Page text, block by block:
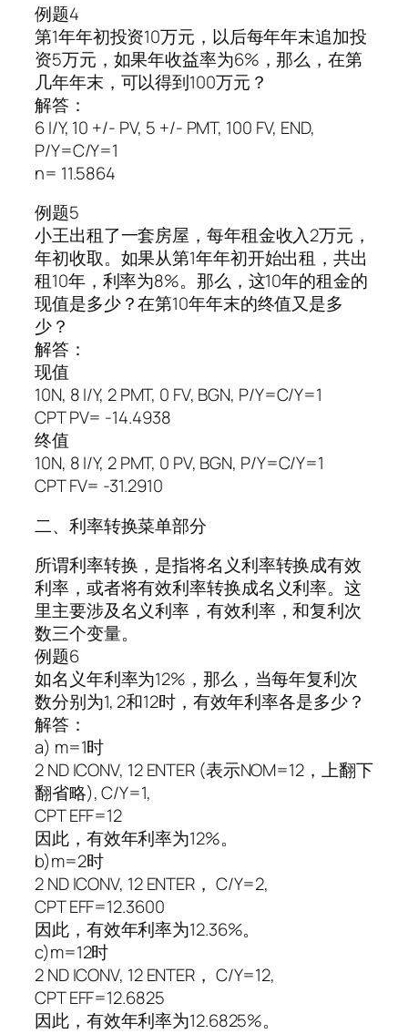
例题4
第1年年初投资10万元，以后每年年末追加投
资5万元，如果年收益率为6%，那么，在第
几年年末，可以得到100万元？
解答：
6 I/Y, 10 +/- PV, 5 +/- PMT, 100 FV, END,
P/Y=C/Y=1
n= 11.5864
例题5
小王出租了一套房屋，每年租金收入2万元，
年初收取。如果从第1年年初开始出租，共出
租10年，利率为8%。那么，这10年的租金的
现值是多少？在第10年年末的终值又是多
少？
解答：
现值
10N, 8 I/Y, 2 PMT, 0 FV, BGN, P/Y=C/Y=1
CPT PV= -14.4938
终值
10N, 8 I/Y, 2 PMT, 0 PV, BGN, P/Y=C/Y=1
CPT FV= -31.2910
二、利率转换菜单部分
所谓利率转换，是指将名义利率转换成有效
利率，或者将有效利率转换成名义利率。这
里主要涉及名义利率，有效利率，和复利次
数三个变量。
例题6
如名义年利率为12%，那么，当每年复利次
数分别为1, 2和12时，有效年利率各是多少？
解答：
a) m=1时
2 ND ICONV, 12 ENTER (表示NOM=12，上翻下
翻省略), C/Y=1,
CPT EFF=12
因此，有效年利率为12%。
b)m=2时
2 ND ICONV, 12 ENTER， C/Y=2,
CPT EFF=12.3600
因此，有效年利率为12.36%。
c)m=12时
2 ND ICONV, 12 ENTER， C/Y=12,
CPT EFF=12.6825
因此，有效年利率为12.6825%。